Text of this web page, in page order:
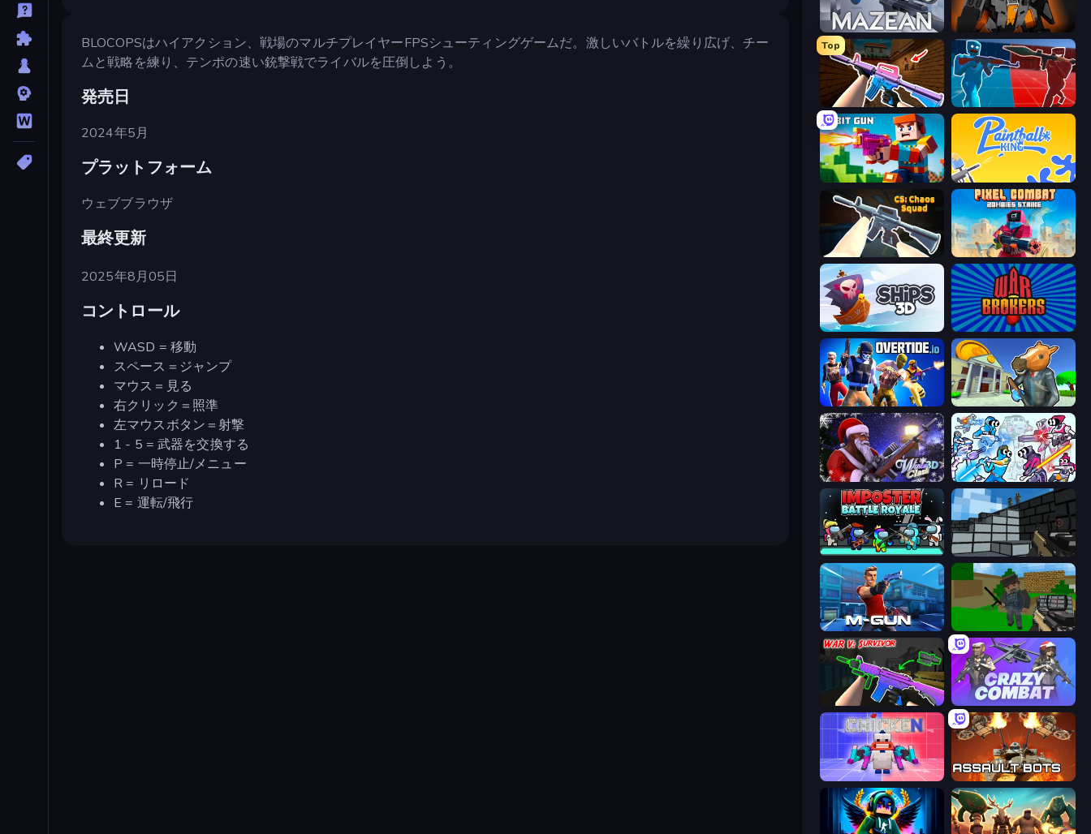
BLOCOPSはハイアクション、戦場のマルチプレイヤーFPSシューティングゲームだ。激しいバトルを繰り広げ、チー
ムと戦略を練り、テンポの速い銃撃戦でライバルを圧倒しよう。
発売日
2024年5月
プラットフォーム
ウェブブラウザ
最終更新
2025年8月05日
コントロール
WASD = 移動
スペース＝ジャンプ
マウス＝見る
右クリック＝照準
左マウスボタン＝射撃
1 - 5 = 武器を交換する
P = 一時停止/メニュー
R = リロード
E = 運転/飛行
Mazean Destructors Online
Top
KS Z Battle of the Soldiers: Red vs Blue
Bit Gun.io Paintball King
CS: Chaos Squad Pixel Combat: Zombies Strike
Ships 3D War Brokers
Overtide.io Bank Robbery 3
Winter Clash 3D Space Wars Battleground
Imposter Battle Royale Pixel Gun 3D
Muscle Gun.IO Crazy Pixel Apocalypse
War V: Survivor Crazy Combat
Chicken CS Assault Bots